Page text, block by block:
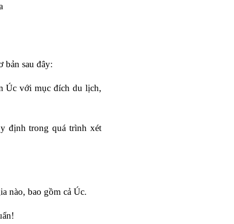
bản sau đây:
Úc với mục đích du lịch,
định trong quá trình xét
nào, bao gồm cả Úc.